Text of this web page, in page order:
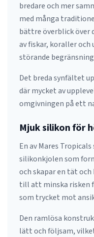
bredare och mer
med många
bättre överblick över
av fiskar, koraller
störande
Det breda synfältet
där mycket av
omgivningen på ett
Mjuk silikon för
En av Mares
silikonkjolen som
och skapar en tät
till att minska risken
som trycket mot
Den ramlösa
lätt och följsam,